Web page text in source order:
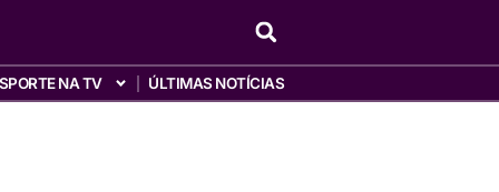
NA TV ÚLTIMAS NOTÍCIAS